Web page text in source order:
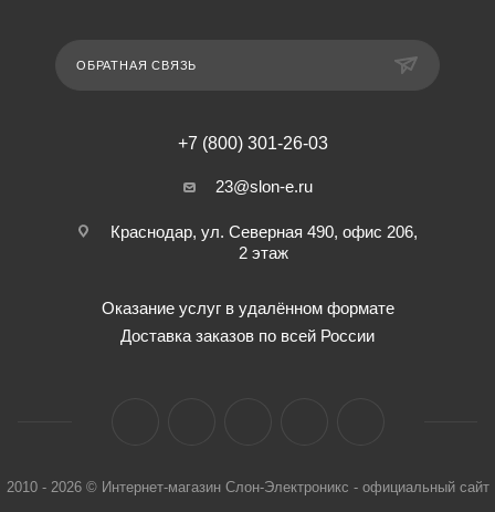
ОБРАТНАЯ СВЯЗЬ
+7 (800) 301-26-03
23@slon-e.ru
Краснодар, ул. Северная 490, офис 206,
2 этаж
Оказание услуг в удалённом формате
Доставка заказов по всей России
2010 - 2026 © Интернет-магазин Слон-Электроникс - официальный сайт